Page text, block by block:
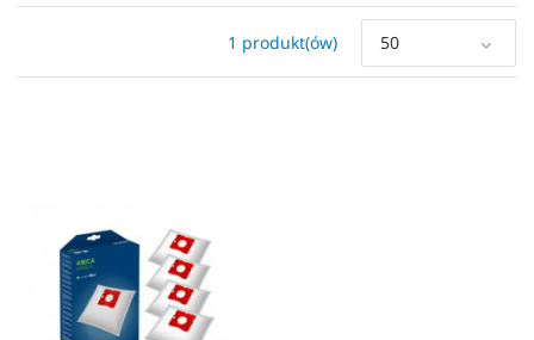
1 produkt(ów) 50